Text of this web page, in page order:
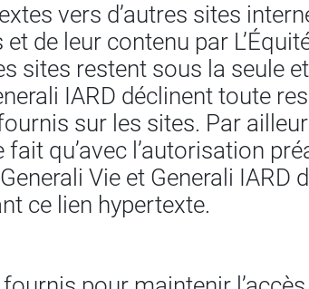
vers d’autres sites
de leur contenu par
sites restent sous la seule
IARD déclinent toute
sur les sites. Par
qu’avec l’autorisation
Generali Vie et Generali
ce lien hypertexte.